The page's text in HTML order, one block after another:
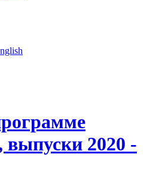
выпуски 2020 -